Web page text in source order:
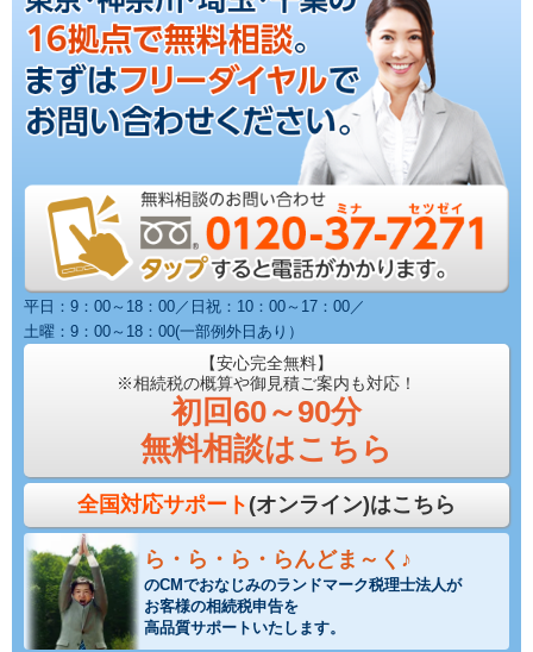
平日：9：00～18：00／日祝：10：00～17：00／
土曜：9：00～18：00(一部例外日あり）
【安心完全無料】
※相続税の概算や御見積ご案内も対応！
初回60～90分
無料相談はこちら
全国対応サポート(オンライン)はこちら
ら・ら・ら・らんどま～く♪
のCMでおなじみのランドマーク税理士法人が
お客様の相続税申告を
高品質サポートいたします。